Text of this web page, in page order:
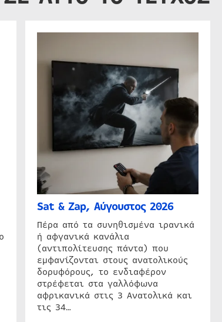
Sat & Zap, Αύγουστος 2026
Πέρα από τα συνηθισμένα ιρανικά
ή αφγανικά κανάλια
(αντιπολίτευσης πάντα) που
εμφανίζονται στους ανατολικούς
δορυφόρους, το ενδιαφέρον
στρέφεται στα γαλλόφωνα
αφρικανικά στις 3 Ανατολικά και
τις 34…